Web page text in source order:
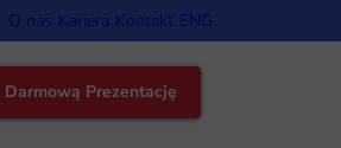
O nas Kariera Kontakt ENG
Darmową Prezentację